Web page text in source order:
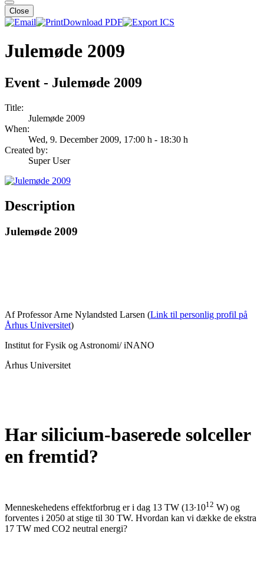
Close
Download PDF
Julemøde 2009
Event - Julemøde 2009
Title:
Julemøde 2009
When:
Wed, 9. December 2009, 17:00 h - 18:30 h
Created by:
Super User
Description
Julemøde 2009
Af Professor Arne Nylandsted Larsen (Link til personlig profil på
Århus Universitet)
Institut for Fysik og Astronomi/ iNANO
Århus Universitet
Har silicium-baserede solceller
en fremtid?
Menneskehedens effektforbrug er i dag 13 TW (13∙1012 W) og
forventes i 2050 at stige til 30 TW. Hvordan kan vi dække de ekstra
17 TW med CO2 neutral energi?